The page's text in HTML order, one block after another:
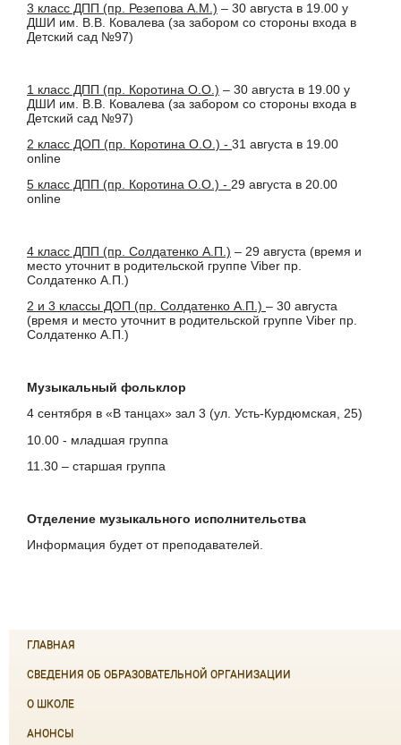
3 класс ДПП (пр. Резепова А.М.) – 30 августа в 19.00 у
ДШИ им. В.В. Ковалева (за забором со стороны входа в
Детский сад №97)
1 класс ДПП (пр. Коротина О.О.) – 30 августа в 19.00 у
ДШИ им. В.В. Ковалева (за забором со стороны входа в
Детский сад №97)
2 класс ДОП (пр. Коротина О.О.) - 31 августа в 19.00
online
5 класс ДПП (пр. Коротина О.О.) - 29 августа в 20.00
online
4 класс ДПП (пр. Солдатенко А.П.) – 29 августа (время и
место уточнит в родительской группе Viber пр.
Солдатенко А.П.)
2 и 3 классы ДОП (пр. Солдатенко А.П.) – 30 августа
(время и место уточнит в родительской группе Viber пр.
Солдатенко А.П.)
Музыкальный фольклор
4 сентября в «В танцах» зал 3 (ул. Усть-Курдюмская, 25)
10.00 - младшая группа
11.30 – старшая группа
Отделение музыкального исполнительства
Информация будет от преподавателей.
ГЛАВНАЯ
СВЕДЕНИЯ ОБ ОБРАЗОВАТЕЛЬНОЙ ОРГАНИЗАЦИИ
О ШКОЛЕ
АНОНСЫ